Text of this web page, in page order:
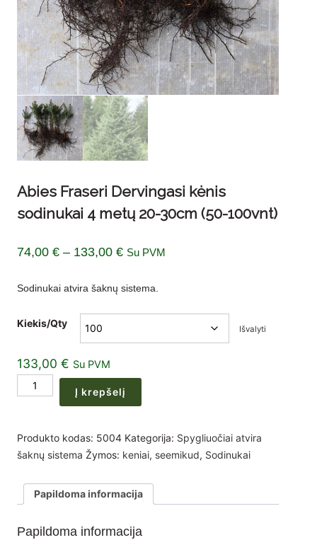
Abies Fraseri Dervingasi kėnis
sodinukai 4 metų 20-30cm (50-100vnt)
74,00 € – 133,00 €Price
74,00 €
through
Su PVM
Sodinukai atvira šaknų sistema.
Kiekis/Qty Išvalyti
133,00 € Su PVM
produkto
kiekis:
Fraseri
Dervingasi
sodinukai
20-
Į krepšelį
Produkto kodas: 5004 Kategorija: Spygliuočiai atvira
šaknų sistema Žymos: keniai, seemikud, Sodinukai
Papildoma informacija
Papildoma informacija